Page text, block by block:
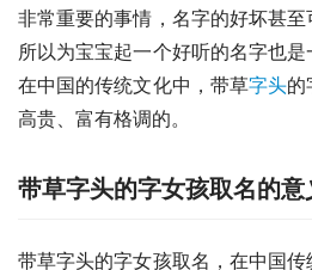
非常重要的事情，名字的好坏甚至
所以为宝宝起一个好听的名字也
在中国的传统文化中，带草字头的
高贵、富有格调的。
带草字头的字女孩取名的意
带草字头的字女孩取名，在中国